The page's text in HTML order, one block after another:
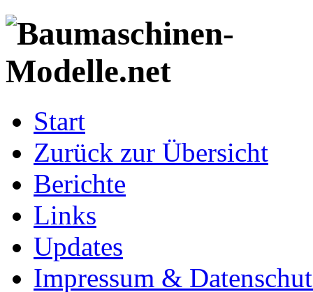
Start
Zurück zur Übersicht
Berichte
Links
Updates
Impressum &